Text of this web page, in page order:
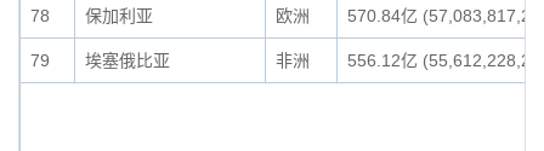
78 保加利亚 欧洲 570.84亿
79 埃塞俄比亚 非洲 556.12亿